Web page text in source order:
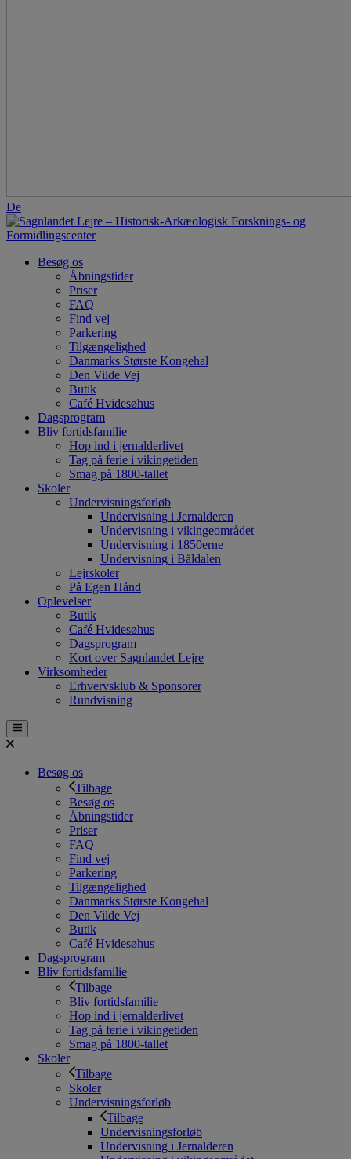
De
Besøg os
Åbningstider
Priser
FAQ
Find vej
Parkering
Tilgængelighed
Danmarks Største Kongehal
Den Vilde Vej
Butik
Café Hvidesøhus
Dagsprogram
Bliv fortidsfamilie
Hop ind i jernalderlivet
Tag på ferie i vikingetiden
Smag på 1800-tallet
Skoler
Undervisningsforløb
Undervisning i Jernalderen
Undervisning i vikingeområdet
Undervisning i 1850erne
Undervisning i Båldalen
Lejrskoler
På Egen Hånd
Oplevelser
Butik
Café Hvidesøhus
Dagsprogram
Kort over Sagnlandet Lejre
Virksomheder
Erhvervsklub & Sponsorer
Rundvisning
Besøg os
Tilbage
Besøg os
Åbningstider
Priser
FAQ
Find vej
Parkering
Tilgængelighed
Danmarks Største Kongehal
Den Vilde Vej
Butik
Café Hvidesøhus
Dagsprogram
Bliv fortidsfamilie
Tilbage
Bliv fortidsfamilie
Hop ind i jernalderlivet
Tag på ferie i vikingetiden
Smag på 1800-tallet
Skoler
Tilbage
Skoler
Undervisningsforløb
Tilbage
Undervisningsforløb
Undervisning i Jernalderen